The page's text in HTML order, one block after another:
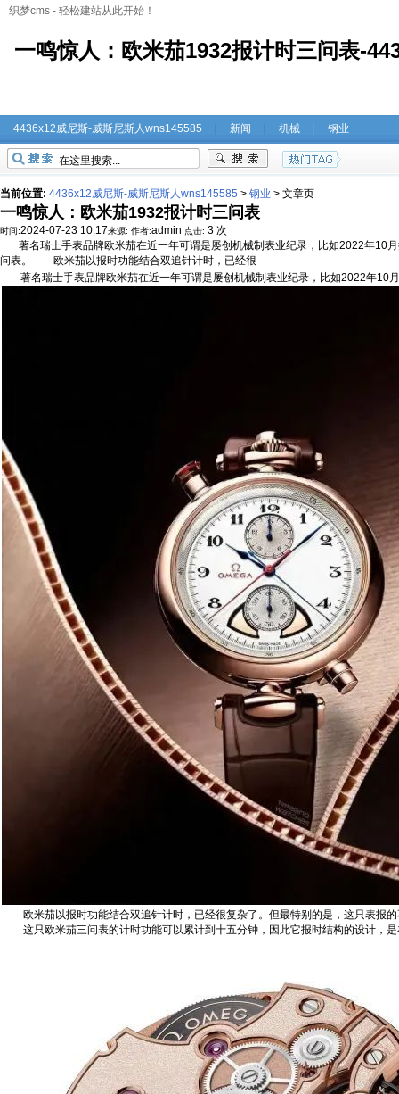
织梦cms - 轻松建站从此开始！
一鸣惊人：欧米茄1932报计时三问表-
4436x12威尼斯-威斯尼斯人wns145585 新闻 机械 钢业
当前位置: 4436x12威尼斯-威斯尼斯人wns145585 > 钢业 > 文章页
一鸣惊人：欧米茄1932报计时三问表
时间:2024-07-23 10:17来源: 作者:admin 点击: 3 次
著名瑞士手表品牌欧米茄‬在近一年‬可谓是‬屡创机械制表业纪录‬，比如2022年10
问表‬。 欧米茄以报时功能结合双追针计时，已经很
著名瑞士手表品牌欧米茄‬在近一年‬可谓是‬屡创机械制表业纪录‬，比如2022年10
欧米茄以报时功能结合双追针计时，已经很复杂了。但最特别的是，这只表报
这只欧米茄三问表的计时功能可以累计到十五分钟，因此它报时结构的设计，